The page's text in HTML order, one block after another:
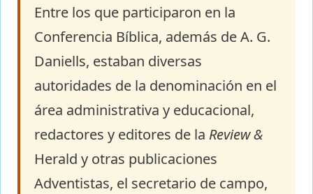
Entre los que participaron en la
Conferencia Bíblica, además de A. G.
Daniells, estaban diversas
autoridades de la denominación en el
área administrativa y educacional,
redactores y editores de la Review &
Herald y otras publicaciones
Adventistas, el secretario de campo,